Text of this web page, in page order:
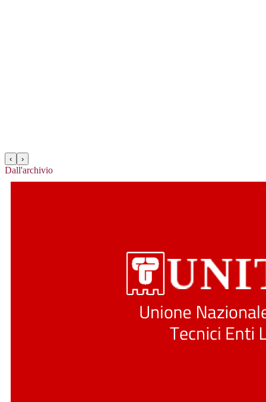
‹ ›
Dall'archivio